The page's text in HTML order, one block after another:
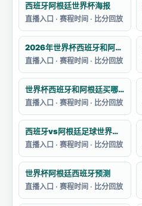
西班牙阿根廷世界杯海报
直播入口 · 赛程时间 · 比分回放
2026年世界杯西班牙和阿根廷的阵容如何
直播入口 · 赛程时间 · 比分回放
世界杯西班牙和阿根廷买哪个
直播入口 · 赛程时间 · 比分回放
西班牙vs阿根廷足球世界杯战绩分析
直播入口 · 赛程时间 · 比分回放
世界杯阿根廷西班牙预测
直播入口 · 赛程时间 · 比分回放